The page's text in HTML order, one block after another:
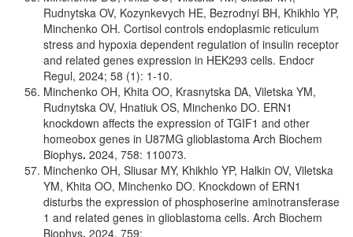
Rudnytska OV, Kozynkevych HE, Bezrodnyi BH, Khikhlo YP,
Minchenko OH. Cortisol controls endoplasmic reticulum
stress and hypoxia dependent regulation of insulin receptor
and related genes expression in HEK293 cells. Endocr
Regul, 2024; 58 (1): 1-10.
Minchenko OH, Khita OO, Krasnytska DA, Viletska YM,
Rudnytska OV, Hnatiuk OS, Minchenko DO. ERN1
knockdown affects the expression of TGIF1 and other
homeobox genes in U87MG glioblastoma Arch Biochem
Biophys. 2024, 758: 110073.
Minchenko OH, Sliusar MY, Khikhlo YP, Halkin OV, Viletska
YM, Khita OO, Minchenko DO. Knockdown of ERN1
disturbs the expression of phosphoserine aminotransferase
1 and related genes in glioblastoma cells. Arch Biochem
Biophys, 2024, 759: